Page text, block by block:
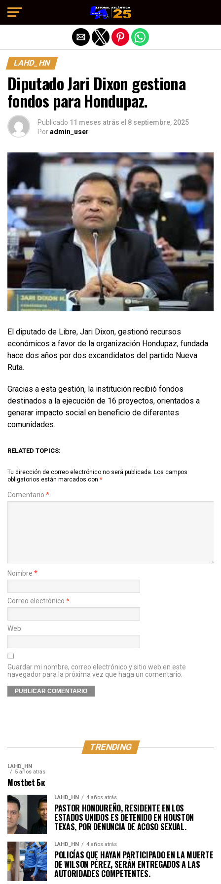
LAHD_HN
Diputado Jari Dixon gestiona
fondos para Hondupaz.
Publicado 11 meses atrás el 8 septiembre, 2025
Poradmin_user
El diputado de Libre, Jari Dixon, gestionó recursos
económicos a favor de la organización Hondupaz, fundada
hace dos años por dos excandidatos del partido Nueva
Ruta.
Gracias a esta gestión, la institución recibió fondos
destinados a la ejecución de 16 proyectos, orientados a
generar impacto social en beneficio de diferentes
comunidades.
RELATED TOPICS:
Tu dirección de correo electrónico no será publicada. Los campos
obligatorios están marcados con *
Comentario *
Nombre *
Correo electrónico *
Web
Guardar mi nombre, correo electrónico y sitio web en este
navegador para la próxima vez que haga un comentario.
TRENDING
LAHD_HN
5 años atrás
Mostbet Бк
LAHD_HN 4 años atrás
PASTOR HONDUREÑO, RESIDENTE EN LOS
ESTADOS UNIDOS ES DETENIDO EN HOUSTON
TEXAS, POR DENUNCIA DE ACOSO SEXUAL.
LAHD_HN 4 años atrás
POLICÍAS QUE HAYAN PARTICIPADO EN LA MUERTE
DE WILSON PÉREZ, SERÁN ENTREGADOS A LAS
AUTORIDADES COMPETENTES.
Salir de la versión móvil